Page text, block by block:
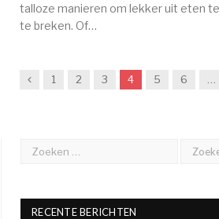
talloze manieren om lekker uit eten
te breken. Of…
Previous
1 2 3 4 5 6
RECENTE BERICHTEN